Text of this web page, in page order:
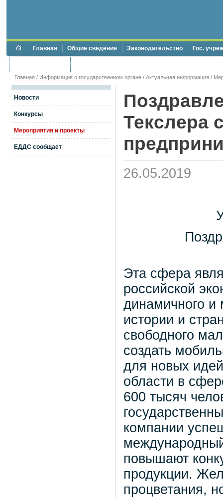
Главная Общие сведения Законодательство Гос.
Главная / Информация о государственном органе / Актуальная информация /
Новости
Конкурсы
Мероприятия и проекты
ЕДДС сообщает
Текслера
26.05.2019
Эта сфера
российской
динамичного и
истории и
свободного
создать
для новых
области в
600 тысяч
компании
повышают
продукции.
процветания,